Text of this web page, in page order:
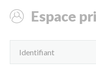
Espace